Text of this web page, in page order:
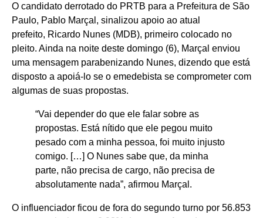
O candidato derrotado do PRTB para a Prefeitura de São
Paulo, Pablo Marçal, sinalizou apoio ao atual
prefeito, Ricardo Nunes (MDB), primeiro colocado no
pleito. Ainda na noite deste domingo (6), Marçal enviou
uma mensagem parabenizando Nunes, dizendo que está
disposto a apoiá-lo se o emedebista se comprometer com
algumas de suas propostas.
“Vai depender do que ele falar sobre as
propostas. Está nítido que ele pegou muito
pesado com a minha pessoa, foi muito injusto
comigo. […] O Nunes sabe que, da minha
parte, não precisa de cargo, não precisa de
absolutamente nada”, afirmou Marçal.
O influenciador ficou de fora do segundo turno por 56.853